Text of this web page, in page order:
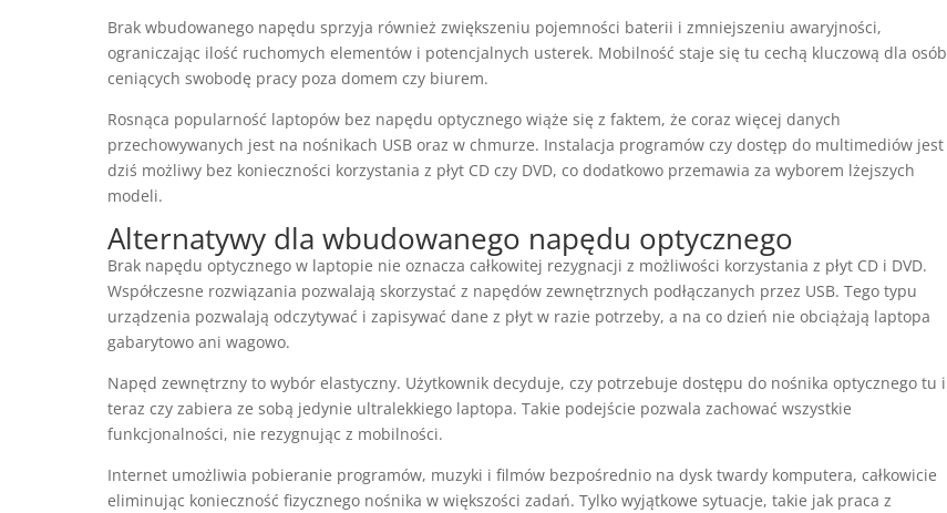
Brak wbudowanego napędu sprzyja również zwiększeniu pojemności baterii i zmniejszeniu awaryjności,
ograniczając ilość ruchomych elementów i potencjalnych usterek. Mobilność staje się tu cechą kluczową dla osób
ceniących swobodę pracy poza domem czy biurem.
Rosnąca popularność laptopów bez napędu optycznego wiąże się z faktem, że coraz więcej danych
przechowywanych jest na nośnikach USB oraz w chmurze. Instalacja programów czy dostęp do multimediów jest
dziś możliwy bez konieczności korzystania z płyt CD czy DVD, co dodatkowo przemawia za wyborem lżejszych
modeli.
Alternatywy dla wbudowanego napędu optycznego
Brak napędu optycznego w laptopie nie oznacza całkowitej rezygnacji z możliwości korzystania z płyt CD i DVD.
Współczesne rozwiązania pozwalają skorzystać z napędów zewnętrznych podłączanych przez USB. Tego typu
urządzenia pozwalają odczytywać i zapisywać dane z płyt w razie potrzeby, a na co dzień nie obciążają laptopa
gabarytowo ani wagowo.
Napęd zewnętrzny to wybór elastyczny. Użytkownik decyduje, czy potrzebuje dostępu do nośnika optycznego tu i
teraz czy zabiera ze sobą jedynie ultralekkiego laptopa. Takie podejście pozwala zachować wszystkie
funkcjonalności, nie rezygnując z mobilności.
Internet umożliwia pobieranie programów, muzyki i filmów bezpośrednio na dysk twardy komputera, całkowicie
eliminując konieczność fizycznego nośnika w większości zadań. Tylko wyjątkowe sytuacje, takie jak praca z